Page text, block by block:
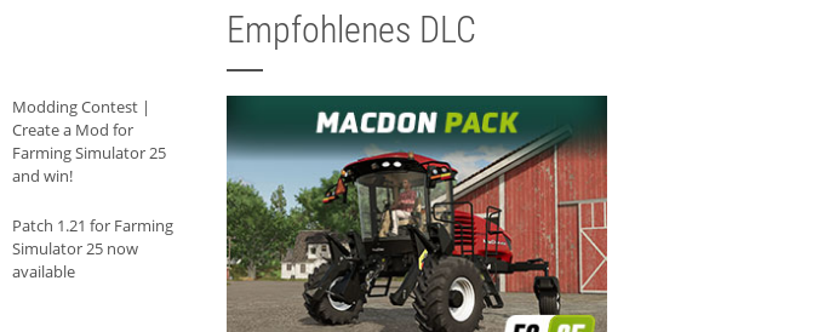
Modding Contest |
Create a Mod for
Farming Simulator 25
and win!
Patch 1.21 for Farming
Simulator 25 now
available
Empfohlenes DLC